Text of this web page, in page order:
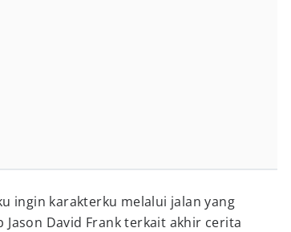
ingin karakterku melalui jalan yang
Jason David Frank terkait akhir cerita